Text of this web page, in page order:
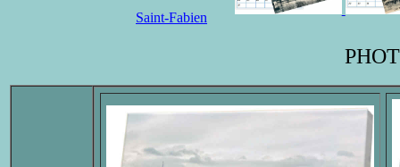
Saint-Fabien